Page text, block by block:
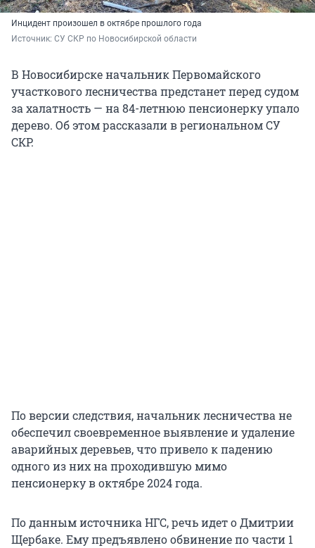
Инцидент произошел в октябре прошлого года
Источник: СУ СКР по Новосибирской области
В Новосибирске начальник Первомайского
участкового лесничества предстанет перед судом
за халатность — на 84-летнюю пенсионерку упало
дерево. Об этом рассказали в региональном СУ
СКР.
По версии следствия, начальник лесничества не
обеспечил своевременное выявление и удаление
аварийных деревьев, что привело к падению
одного из них на проходившую мимо
пенсионерку в октябре 2024 года.
По данным источника НГС, речь идет о Дмитрии
Щербаке. Ему предъявлено обвинение по части 1